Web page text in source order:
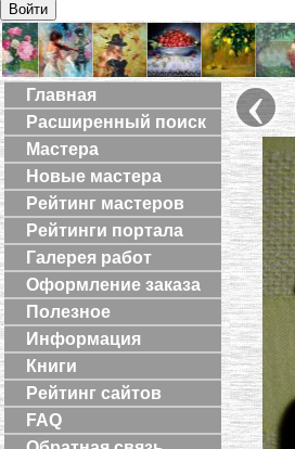
Войти
Главная
Расширенный поиск
Мастера
Новые мастера
Рейтинг мастеров
Рейтинги портала
Галерея работ
Оформление заказа
Полезное
Информация
Книги
Рейтинг сайтов
FAQ
‹